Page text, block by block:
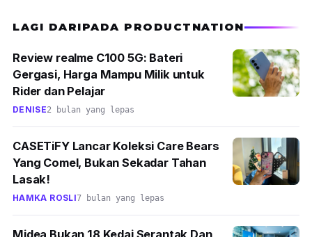
LAGI DARIPADA PRODUCTNATION
Review realme C100 5G: Bateri
Gergasi, Harga Mampu Milik untuk
Rider dan Pelajar
DENISE2 bulan yang lepas
CASETiFY Lancar Koleksi Care Bears
Yang Comel, Bukan Sekadar Tahan
Lasak!
HAMKA ROSLI7 bulan yang lepas